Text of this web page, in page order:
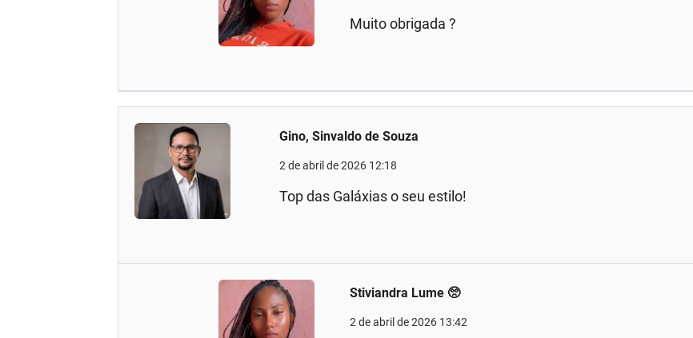
Muito obrigada ?
Gino, Sinvaldo de Souza
2 de abril de 2026 12:18
Top das Galáxias o seu estilo!
Stiviandra Lume 🥺
2 de abril de 2026 13:42